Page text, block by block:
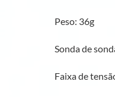
Peso: 36g
Sonda de
Faixa de